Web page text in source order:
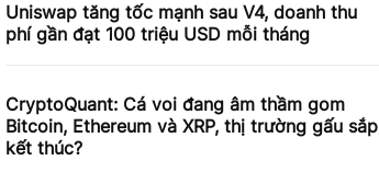
Uniswap tăng tốc mạnh sau V4, doanh thu
phí gần đạt 100 triệu USD mỗi tháng
CryptoQuant: Cá voi đang âm thầm gom
Bitcoin, Ethereum và XRP, thị trường gấu sắp
kết thúc?